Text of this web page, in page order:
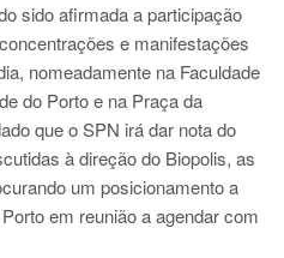
sido afirmada a participação
e manifestações
nomeadamente na Faculdade
do Porto e na Praça da
que o SPN irá dar nota do
à direção do Biopolis, as
um posicionamento a
em reunião a agendar com